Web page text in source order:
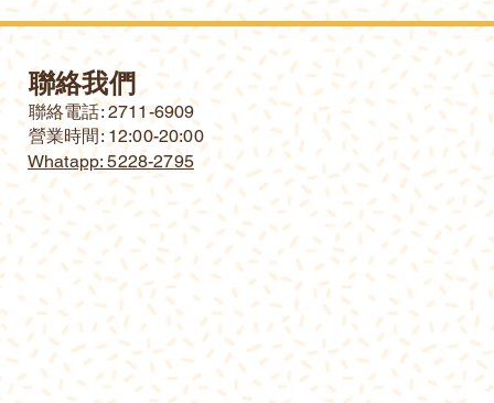
聯絡我們
​聯絡電話: 2711-6909
營業時間: 12:00-20:00
Whatapp: 5228-2795